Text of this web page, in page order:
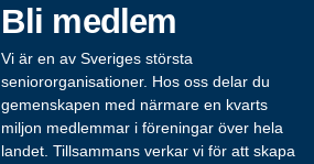
Bli medlem
Vi är en av Sveriges största
seniororganisationer. Hos oss delar du
gemenskapen med närmare en kvarts
miljon medlemmar i föreningar över hela
landet. Tillsammans verkar vi för att skapa